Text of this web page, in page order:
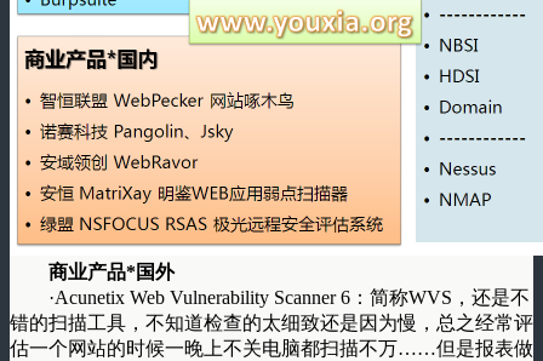
商业产品*国外
·Acunetix Web Vulnerability Scanner 6：简称WVS，还是不
错的扫描工具，不知道检查的太细致还是因为慢，总之经常评
估一个网站的时候一晚上不关电脑都扫描不万……但是报表做